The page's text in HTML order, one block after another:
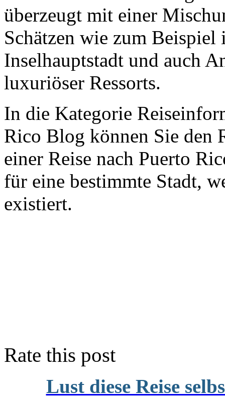
überzeugt mit einer
Schätzen wie zum
Inselhauptstadt und auch
luxuriöser Ressorts.
In die Kategorie
Rico Blog können Sie den
einer Reise nach Puerto
für eine bestimmte Stadt,
existiert.
Rate this post
Lust diese Reise